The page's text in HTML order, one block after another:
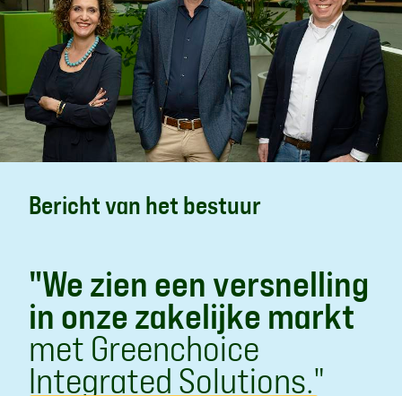
Bericht van het bestuur
"We zien een versnelling
in onze zakelijke markt
met Greenchoice
Integrated Solutions."